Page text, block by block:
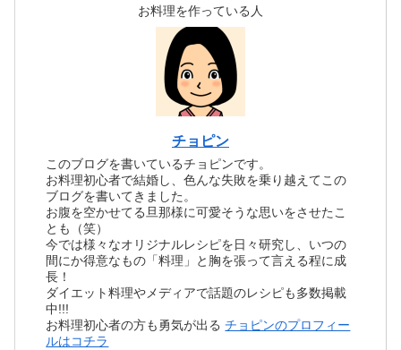
お料理を作っている人
チョピン
このブログを書いているチョピンです。
お料理初心者で結婚し、色んな失敗を乗り越えてこの
ブログを書いてきました。
お腹を空かせてる旦那様に可愛そうな思いをさせたこ
とも（笑）
今では様々なオリジナルレシピを日々研究し、いつの
間にか得意なもの「料理」と胸を張って言える程に成
長！
ダイエット料理やメディアで話題のレシピも多数掲載
中!!!
お料理初心者の方も勇気が出るチョピンのプロフィー
ルはコチラ